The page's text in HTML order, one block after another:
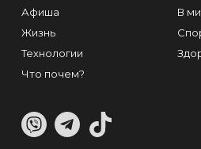
Афиша
Жизнь
Технологии
Что почем?
В